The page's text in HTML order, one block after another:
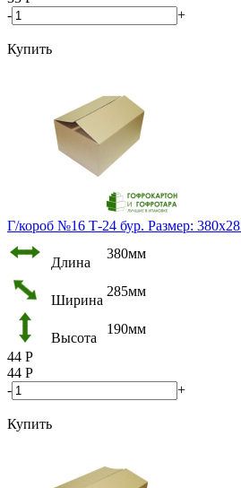
-
+
Купить
Г/короб №16 Т-24 бур. Размер:
Длина
380мм
Ширина
285мм
Высота
190мм
44 Р
44 Р
-
+
Купить